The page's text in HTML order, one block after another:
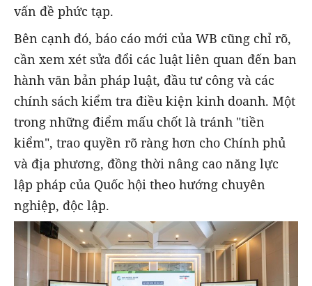
vấn đề phức tạp.
Bên cạnh đó, báo cáo mới của WB cũng chỉ rõ,
cần xem xét sửa đổi các luật liên quan đến ban
hành văn bản pháp luật, đầu tư công và các
chính sách kiểm tra điều kiện kinh doanh. Một
trong những điểm mấu chốt là tránh "tiền
kiểm", trao quyền rõ ràng hơn cho Chính phủ
và địa phương, đồng thời nâng cao năng lực
lập pháp của Quốc hội theo hướng chuyên
nghiệp, độc lập.